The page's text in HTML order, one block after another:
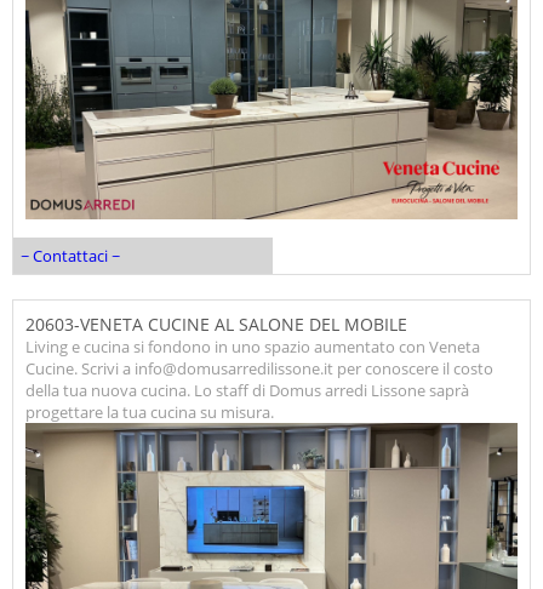
~ Contattaci ~
20603-VENETA CUCINE AL SALONE DEL MOBILE
Living e cucina si fondono in uno spazio aumentato con Veneta
Cucine. Scrivi a info@domusarredilissone.it per conoscere il costo
della tua nuova cucina. Lo staff di Domus arredi Lissone saprà
progettare la tua cucina su misura.